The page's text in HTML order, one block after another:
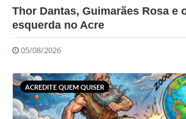
?>
Thor Dantas, Guimarães Rosa e
esquerda no Acre
05/08/2026
ACREDITE QUEM QUISER